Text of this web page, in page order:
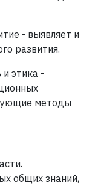
- выявляет и
развития.
этика -
методы
общих знаний,